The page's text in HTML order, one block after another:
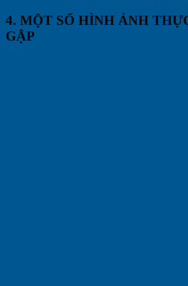
4. MỘT SỐ HÌNH ẢNH
GẬP